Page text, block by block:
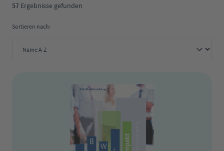
57 Ergebnisse gefunden
Sortieren nach: